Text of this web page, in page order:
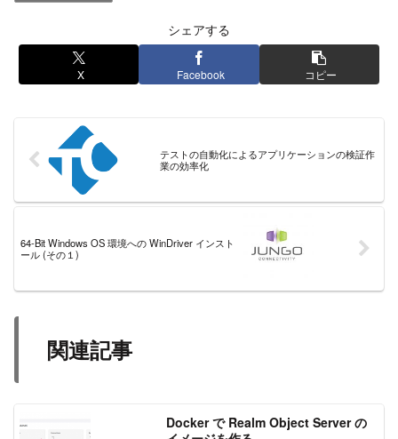
シェアする
X Facebook コピー
テストの自動化によるアプリケーションの検証作
業の効率化
64-Bit Windows OS 環境への WinDriver インスト
ール (その１)
関連記事
Docker で Realm Object Server の